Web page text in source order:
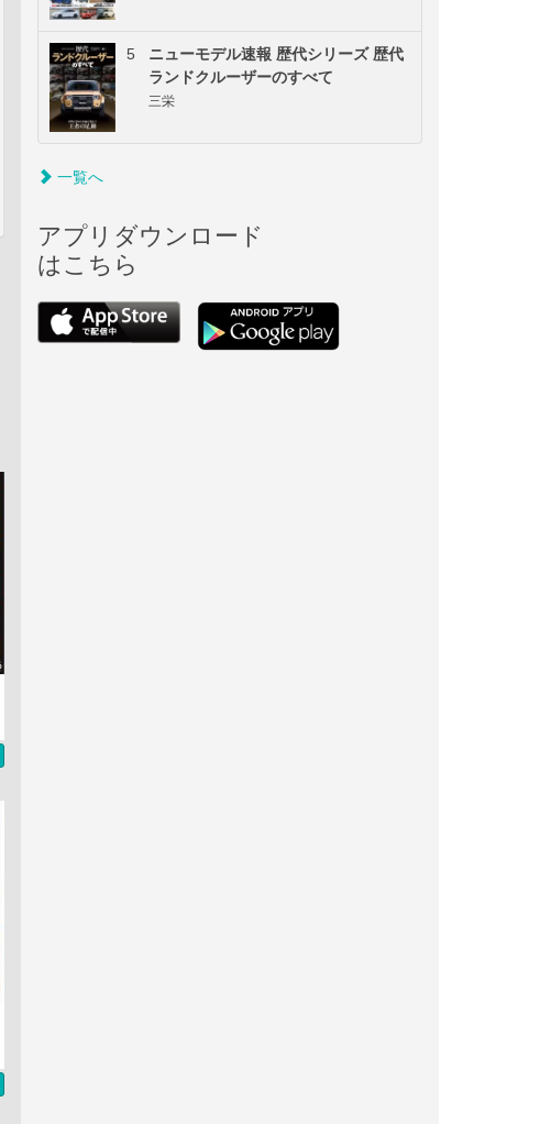
5
ニューモデル速報 歴代シリーズ 歴代
ランドクルーザーのすべて
三栄
一覧へ
アプリダウンロード
はこちら